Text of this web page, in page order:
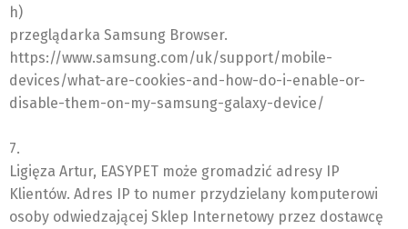
h)
przeglądarka Samsung Browser.
https://www.samsung.com/uk/support/mobile-
devices/what-are-cookies-and-how-do-i-enable-or-
disable-them-on-my-samsung-galaxy-device/
7.
Ligięza Artur, EASYPET może gromadzić adresy IP
Klientów. Adres IP to numer przydzielany komputerowi
osoby odwiedzającej Sklep Internetowy przez dostawcę